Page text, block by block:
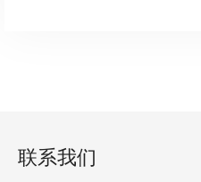
联系我们